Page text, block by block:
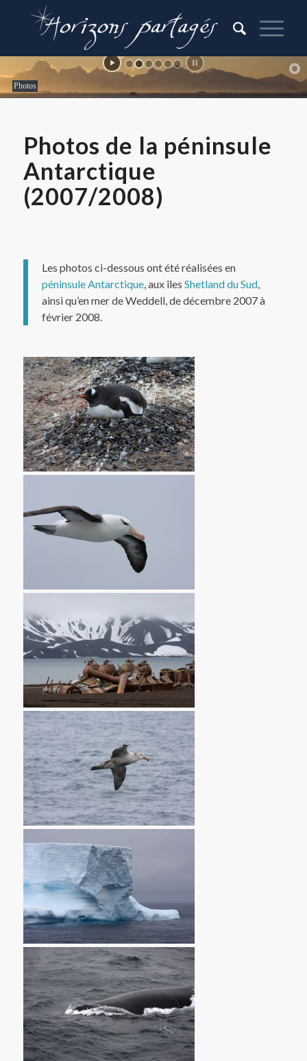
Photos
Photos de la péninsule
Antarctique
(2007/2008)
Les photos ci-dessous ont été réalisées en
péninsule Antarctique, aux îles Shetland du Sud,
ainsi qu’en mer de Weddell, de décembre 2007 à
février 2008.